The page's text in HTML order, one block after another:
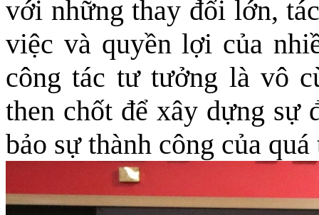
với những thay đổi lớn,
việc và quyền lợi của
công tác tư tưởng là vô
then chốt để xây dựng sự
bảo sự thành công của